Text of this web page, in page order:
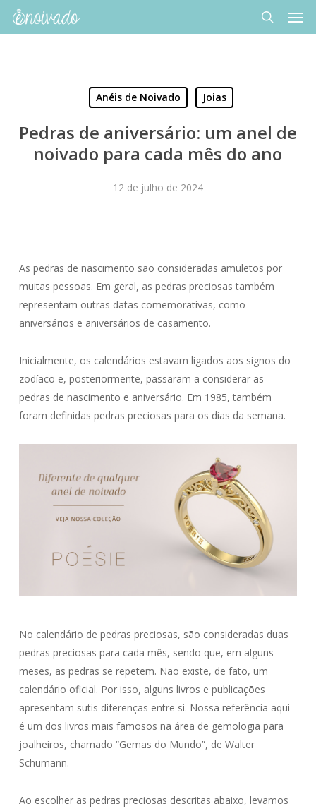
Skip
search
Anéis de Noivado Joias
Pedras de aniversário: um anel de
noivado para cada mês do ano
12 de julho de 2024
As pedras de nascimento são consideradas amuletos por
muitas pessoas. Em geral, as pedras preciosas também
representam outras datas comemorativas, como
aniversários e aniversários de casamento.
Inicialmente, os calendários estavam ligados aos signos do
zodíaco e, posteriormente, passaram a considerar as
pedras de nascimento e aniversário. Em 1985, também
foram definidas pedras preciosas para os dias da semana.
No calendário de pedras preciosas, são consideradas duas
pedras preciosas para cada mês, sendo que, em alguns
meses, as pedras se repetem. Não existe, de fato, um
calendário oficial. Por isso, alguns livros e publicações
apresentam sutis diferenças entre si. Nossa referência aqui
é um dos livros mais famosos na área de gemologia para
joalheiros, chamado “Gemas do Mundo”, de Walter
Schumann.
Ao escolher as pedras preciosas descritas abaixo, levamos